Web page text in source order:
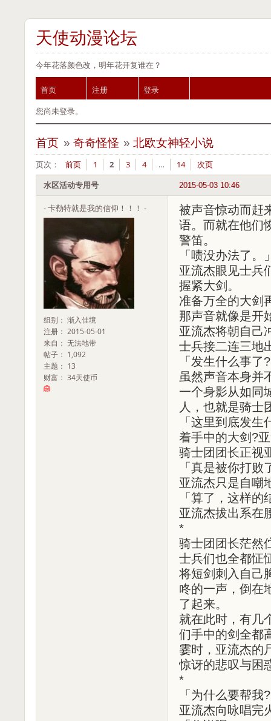
天使动漫论坛
今年花落颜色改，明年花开复谁在？
首页 注册
登录
您尚未登录。
首页 » 奇奇怪怪 »北欧女神轻小说
页次： 前页 1 2 3 4 … 14 次页
2015-05-03 10:46
水区活动专用号
- 卡勒特就是我的信仰！！！ -
组别： 渐入佳境
注册： 2015-05-01
来自： 无法地带
帖子： 1,092
主题： 13
财富： 34天使币
被声音惊动而赶
语。而就在他们
警笛。
「啧没办法了。
亚流杰眼见士兵
握紧大剑。
准备万全的大剑
那声音就像是开
亚流杰将朝自己
士兵接二连三地
「发生什么事了
虽然声音本身并
一个身影从如同
人，也就是骑士
「这里到底发
着手中的大剑?
骑士团团长正视
「真是被你打
亚流杰只是自嘲
「算了，这样
亚流杰拔出系在
*
骑士团团长茫然
士兵们也全都怔
将短剑刺入自己
咚的一声，倒在
了起来。
就在此时，有几
们手中的剑全都
霎时，亚流杰的
惊讶的悲叹与困
*
「为什么要帮我
亚流杰向咏唱完